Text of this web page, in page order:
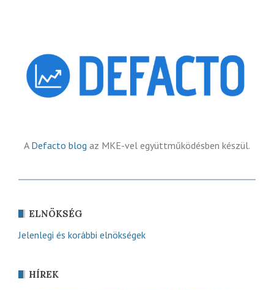
A Defacto blog az MKE-vel együttműködésben készül.
ELNÖKSÉG
Jelenlegi és korábbi elnökségek
HÍREK